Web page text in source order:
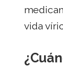
vida